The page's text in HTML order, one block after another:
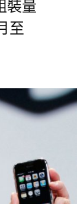
裝量
至